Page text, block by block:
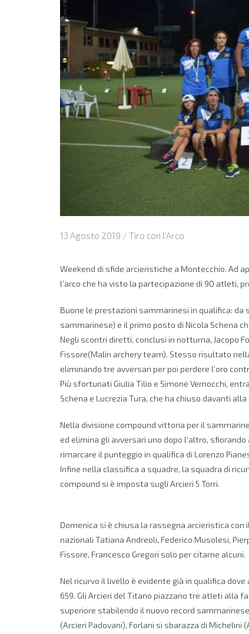
13 Agosto 2019 / Tiro con l'Arco
Weekend di sfide arcieristiche a Montecchio. Ad
l’arco che ha visto la partecipazione di 90 atleti,
Buone le prestazioni sammarinesi in qualifica: da
sammarinese) e il primo posto di Nicola Schena
Negli scontri diretti, conclusi in notturna, Jacopo
Fissore(Malin archery team). Stesso risultato
eliminando tre avversari per poi perdere l’oro
Più sfortunati Giulia Tilio e Simone Vernocchi,
Schena e Lucrezia Tura, che ha chiuso davanti
Nella divisione compound vittoria per il
ed elimina gli avversari uno dopo l’altro,
rimarcare il punteggio in qualifica di Lorenzo
Infine nella classifica a squadre, la squadra di
compound si è imposta sugli Arcieri 5 Torri.
Domenica si è chiusa la rassegna arcieristica
nazionali Tatiana Andreoli, Federico Musolesi,
Fissore, Francesco Gregori solo per citarne alcuni.
Nel ricurvo il livello è evidente già in qualifica
659. Gli Arcieri del Titano piazzano tre atleti alla
superiore stabilendo il nuovo record
(Arcieri Padovani), Forlani si sbarazza di Michelini